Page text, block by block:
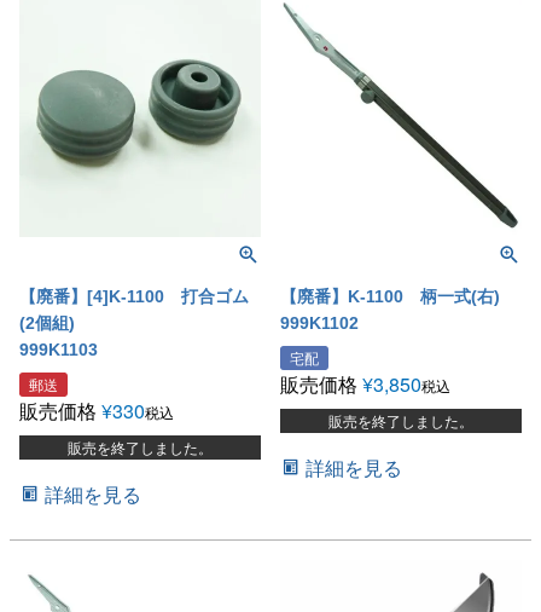
【廃番】[4]K-1100 打合ゴム
(2個組)
999K1103
郵送
販売価格 ¥330税込
販売を終了しました。
詳細を見る
【廃番】K-1100 柄一式(右)
999K1102
宅配
販売価格 ¥3,850税込
販売を終了しました。
詳細を見る